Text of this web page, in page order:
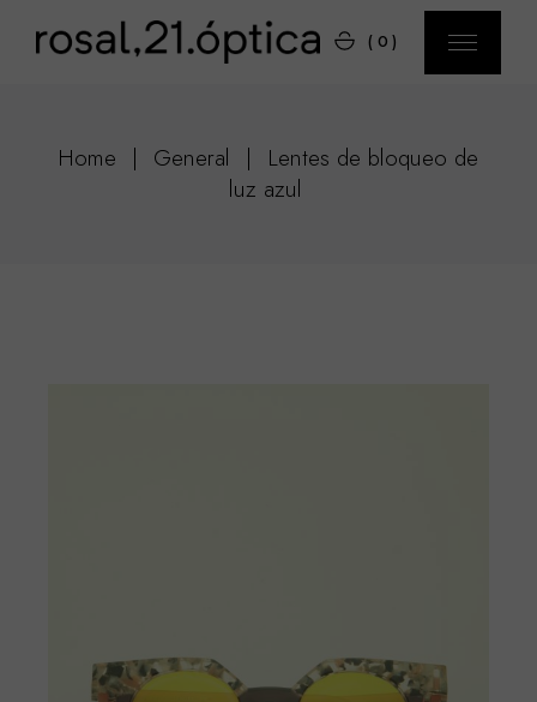
(0)
Home General
Lentes de bloqueo de
luz azul